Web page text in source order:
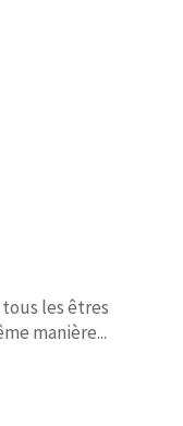
les êtres
manière...